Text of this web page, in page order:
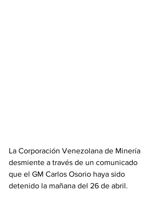
La Corporación Venezolana de Minería
desmiente a través de un comunicado
que el GM Carlos Osorio haya sido
detenido la mañana del 26 de abril.